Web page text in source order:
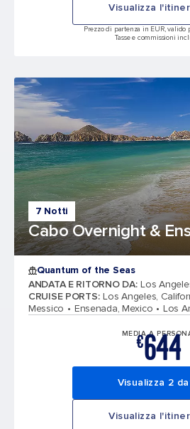
Visualizza
Prezzo di partenza in EUR, valido
Tasse e commissioni
7 Notti
Cabo Overnight &
Quantum of the Seas
ANDATA E RITORNO DA: Los
CRUISE PORTS: Los Angeles,
Messico
Ensenada, Mexico Los
MEDIA A
€644
Visualizza 2
Visualizza